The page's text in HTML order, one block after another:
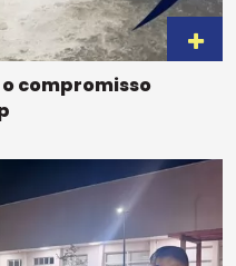
compromisso